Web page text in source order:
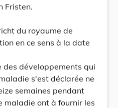
Fristen.
du royaume de
en ce sens à la date
des développements qui
s'est déclarée ne
semaines pendant
maladie ont à fournir les